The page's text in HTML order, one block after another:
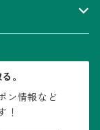
。
ン情報など
！